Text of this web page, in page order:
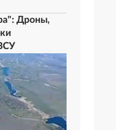
Дроны,